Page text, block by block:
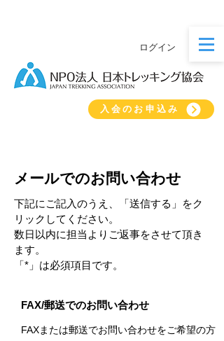
ログイン
入会のお申込み
メールでのお問い合わせ
下記にご記入のうえ、「送信する」をク
リックしてください。
​数日以内に担当よりご返事をさせて頂き
ます。
「​*」は必須項目です。
FAX/郵送でのお問い合わせ
FAXまたは郵送でお問い合わせをご希望の方